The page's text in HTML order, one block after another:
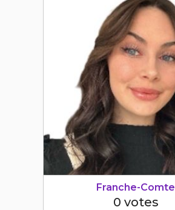
Franche-Comte
0 votes